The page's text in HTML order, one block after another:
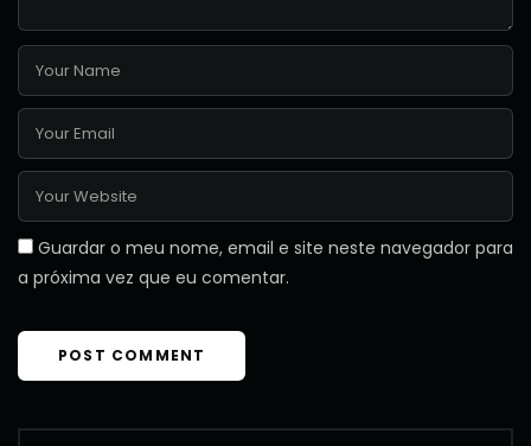
Guardar o meu nome, email e site neste navegador para
a próxima vez que eu comentar.